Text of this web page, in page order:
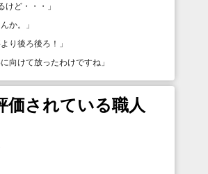
けど・・・
」
か。
」
り後ろ後ろ！ 」
向けて放ったわけですね 」
価されている職人